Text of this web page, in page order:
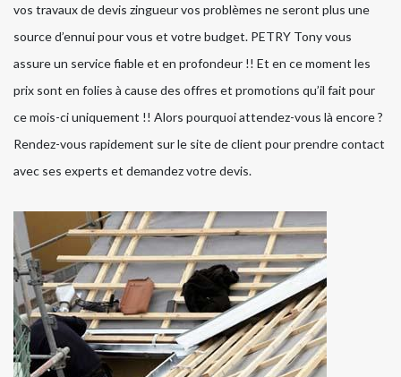
vos travaux de devis zingueur vos problèmes ne seront plus une
source d’ennui pour vous et votre budget. PETRY Tony vous
assure un service fiable et en profondeur !! Et en ce moment les
prix sont en folies à cause des offres et promotions qu’il fait pour
ce mois-ci uniquement !! Alors pourquoi attendez-vous là encore ?
Rendez-vous rapidement sur le site de client pour prendre contact
avec ses experts et demandez votre devis.